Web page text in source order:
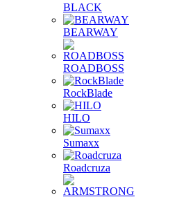
BLACK
BEARWAY
ROADBOSS
RockBlade
HILO
Sumaxx
Roadcruza